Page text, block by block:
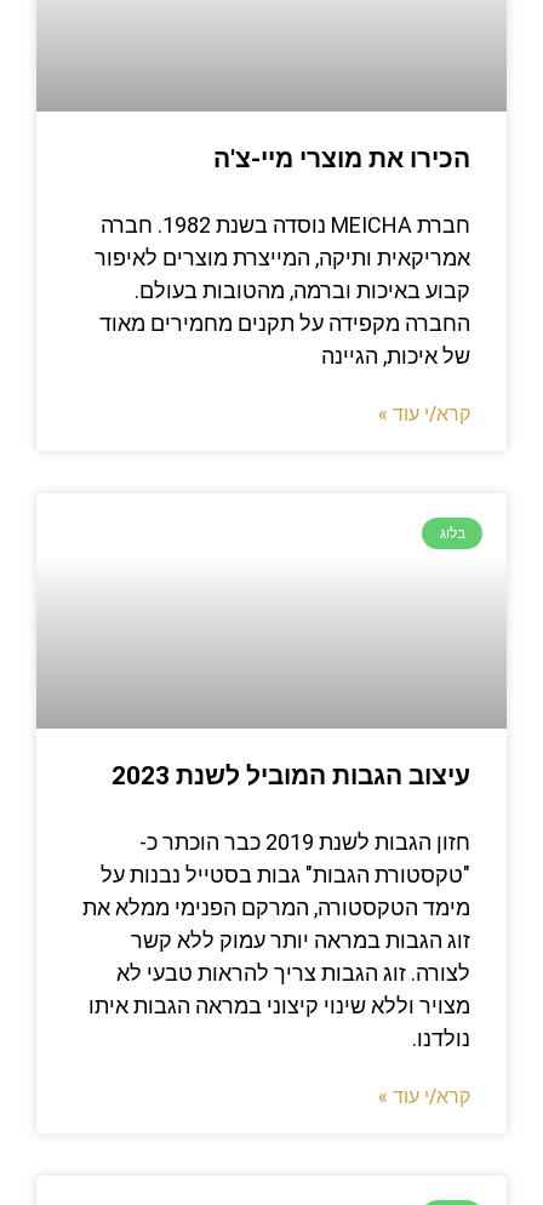
הכירו את מוצרי מיי-צ'ה
חברת MEICHA נוסדה בשנת 1982. חברה
אמריקאית ותיקה, המייצרת מוצרים לאיפור
קבוע באיכות וברמה, מהטובות בעולם.
החברה מקפידה על תקנים מחמירים מאוד
של איכות, הגיינה
קרא/י עוד »
בלוג
עיצוב הגבות המוביל לשנת 2023
חזון הגבות לשנת 2019 כבר הוכתר כ-
"טקסטורת הגבות" גבות בסטייל נבנות על
מימד הטקסטורה, המרקם הפנימי ממלא את
זוג הגבות במראה יותר עמוק ללא קשר
לצורה. זוג הגבות צריך להראות טבעי לא
מצויר וללא שינוי קיצוני במראה הגבות איתו
נולדנו.
קרא/י עוד »